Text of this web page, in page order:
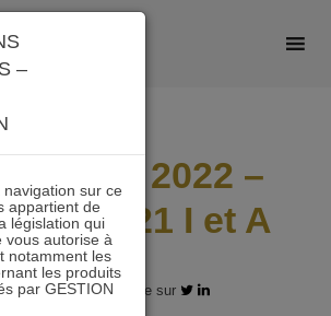
janvier 2022 –
21 I et A
- Partagez l'article sur
–
sur ce
appartient de
législation qui
vous autorise à
notamment les
les produits
par GESTION